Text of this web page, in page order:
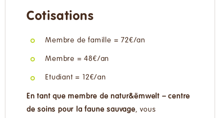
Cotisations
Membre de famille = 72€/an
Membre = 48€/an
Etudiant = 12€/an
En tant que membre de natur&ëmwelt – centre
de soins pour la faune sauvage, vous